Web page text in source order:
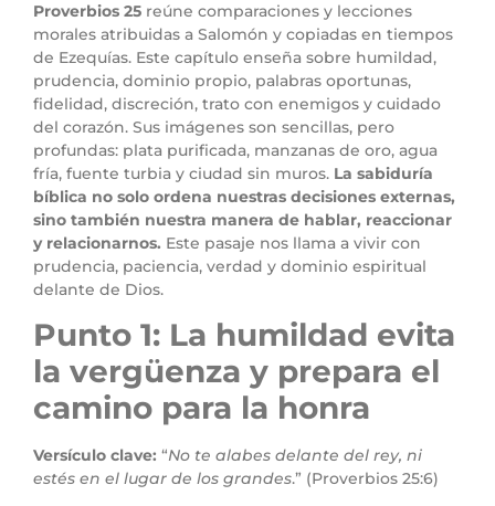
Proverbios 25 reúne comparaciones y lecciones
morales atribuidas a Salomón y copiadas en tiempos
de Ezequías. Este capítulo enseña sobre humildad,
prudencia, dominio propio, palabras oportunas,
fidelidad, discreción, trato con enemigos y cuidado
del corazón. Sus imágenes son sencillas, pero
profundas: plata purificada, manzanas de oro, agua
fría, fuente turbia y ciudad sin muros. La sabiduría
bíblica no solo ordena nuestras decisiones externas,
sino también nuestra manera de hablar, reaccionar
y relacionarnos. Este pasaje nos llama a vivir con
prudencia, paciencia, verdad y dominio espiritual
delante de Dios.
Punto 1: La humildad evita
la vergüenza y prepara el
camino para la honra
Versículo clave: “No te alabes delante del rey, ni
estés en el lugar de los grandes.” (Proverbios 25:6)